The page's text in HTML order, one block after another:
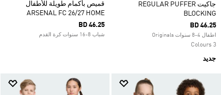
جاكيت REGULAR PUFFER
BLOCKING
BD 46.25
اطفال 4-8 سنوات Originals
3 Colours
جديد
قميص بأكمام طويلة للأطفال
ARSENAL FC 26/27 HOME
BD 46.25
شباب 8-16 سنوات كرة القدم